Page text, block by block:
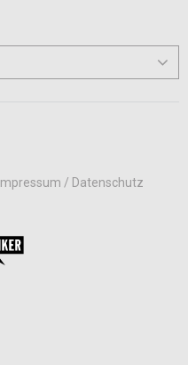
Impressum / Datenschutz